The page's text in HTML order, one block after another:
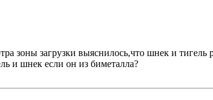
загрузки выяснилось,что шнек и
и шнек если он из биметалла?